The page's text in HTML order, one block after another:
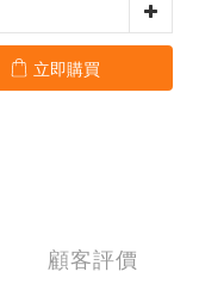
立即購買
顧客評價